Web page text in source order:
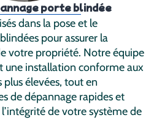
porte blindée
dans la pose et le
pour assurer la
votre propriété. Notre équipe
une installation conforme aux
élevées, tout en
de dépannage rapides et
de votre système de